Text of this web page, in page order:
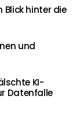
Blick hinter die
und
KI-
Datenfalle